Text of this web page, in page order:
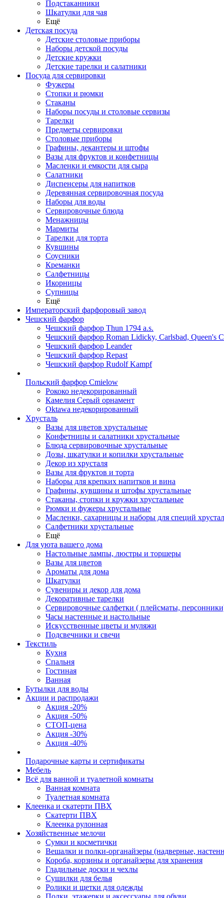
Подстаканники
Шкатулки для чая
Ещё
Детская посуда
Детские столовые приборы
Наборы детской посуды
Детские кружки
Детские тарелки и салатники
Посуда для сервировки
Фужеры
Стопки и рюмки
Стаканы
Наборы посуды и столовые сервизы
Тарелки
Предметы сервировки
Столовые приборы
Графины, декантеры и штофы
Вазы для фруктов и конфетницы
Масленки и емкости для сыра
Салатники
Диспенсеры для напитков
Деревянная сервировочная посуда
Наборы для воды
Сервировочные блюда
Менажницы
Мармиты
Тарелки для торта
Кувшины
Соусники
Креманки
Салфетницы
Икорницы
Супницы
Ещё
Императорский фарфоровый завод
Чешский фарфор
Чешский фарфор Thun 1794 a.s.
Чешский фарфор Roman Lidicky, Carlsbad, Queen's
Чешский фарфор Leander
Чешский фарфор Repast
Чешский фарфор Rudolf Kampf
Польский фарфор Сmielow
Рококо недекорированный
Камелия Серый орнамент
Oktawa недекорированный
Хрусталь
Вазы для цветов хрустальные
Конфетницы и салатники хрустальные
Блюда сервировочные хрустальные
Дозы, шкатулки и копилки хрустальные
Декор из хрусталя
Вазы для фруктов и торта
Наборы для крепких напитков и вина
Графины, кувшины и штофы хрустальные
Стаканы, стопки и кружки хрустальные
Рюмки и фужеры хрустальные
Масленки, сахарницы и наборы для специй
Салфетники хрустальные
Ещё
Для уюта вашего дома
Настольные лампы, люстры и торшеры
Вазы для цветов
Ароматы для дома
Шкатулки
Сувениры и декор для дома
Декоративные тарелки
Сервировочные салфетки ( плейсматы,
Часы настенные и настольные
Искусственные цветы и муляжи
Подсвечники и свечи
Текстиль
Кухня
Спальня
Гостиная
Ванная
Бутылки для воды
Акции и распродажи
Акция -20%
Акция -50%
СТОП-цена
Акция -30%
Акция -40%
Подарочные карты и сертификаты
Мебель
Всё для ванной и туалетной комнаты
Ванная комната
Туалетная комната
Клеенка и скатерти ПВХ
Скатерти ПВХ
Клеенка рулонная
Хозяйственные мелочи
Сумки и косметички
Вешалки и полки-органайзеры (надверные,
Короба, корзины и органайзеры для хранения
Гладильные доски и чехлы
Сушилки для белья
Ролики и щетки для одежды
Полки, этажерки и аксессуары для обуви